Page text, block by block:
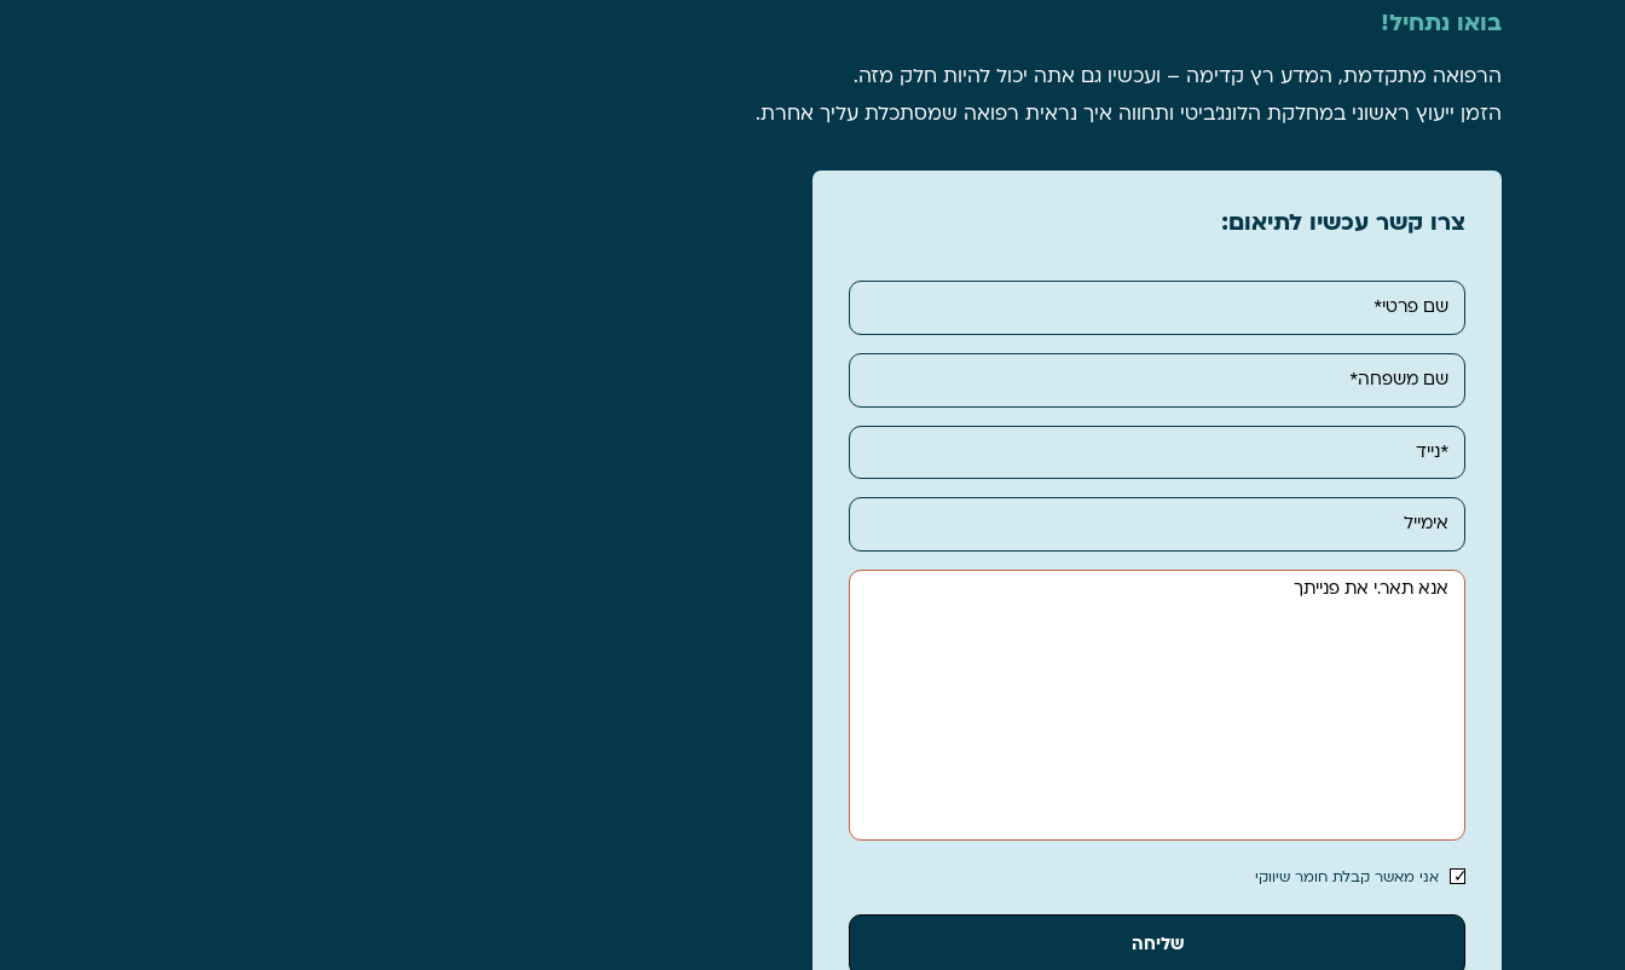
בואו נתחיל!
הרפואה מתקדמת, המדע רץ קדימה – ועכשיו גם אתה יכול להיות חלק מזה.
הזמן ייעוץ ראשוני במחלקת הלונג'ביטי ותחווה איך נראית רפואה שמסתכלת עליך אחרת.
צרו קשר עכשיו לתיאום:
אני מאשר קבלת חומר שיווקי
שליחה